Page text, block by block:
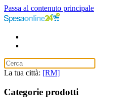
Passa al contenuto principale
La tua città: [RM]
Categorie prodotti